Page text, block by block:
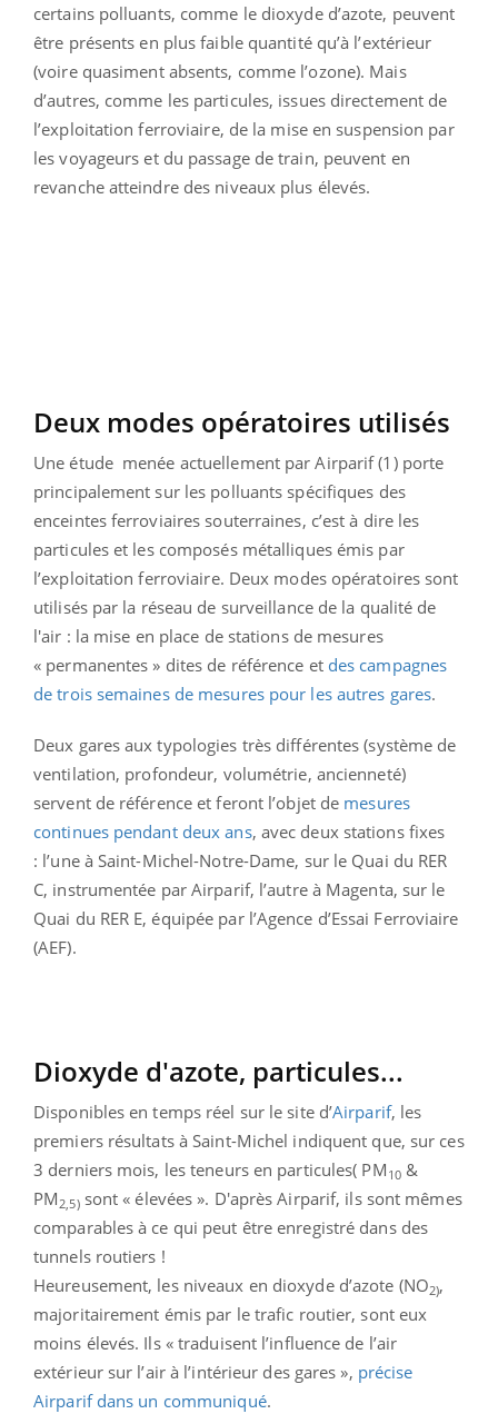
certains polluants, comme le dioxyde d’azote, peuvent
être présents en plus faible quantité qu’à l’extérieur
(voire quasiment absents, comme l’ozone). Mais
d’autres, comme les particules, issues directement de
l’exploitation ferroviaire, de la mise en suspension par
les voyageurs et du passage de train, peuvent en
revanche atteindre des niveaux plus élevés.
Deux modes opératoires utilisés
Une étude menée actuellement par Airparif (1) porte
principalement sur les polluants spécifiques des
enceintes ferroviaires souterraines, c’est à dire les
particules et les composés métalliques émis par
l’exploitation ferroviaire. Deux modes opératoires sont
utilisés par la réseau de surveillance de la qualité de
l'air : la mise en place de stations de mesures
« permanentes » dites de référence et des campagnes
de trois semaines de mesures pour les autres gares.
Deux gares aux typologies très différentes (système de
ventilation, profondeur, volumétrie, ancienneté)
servent de référence et feront l’objet de mesures
continues pendant deux ans, avec deux stations fixes
: l’une à Saint-Michel-Notre-Dame, sur le Quai du RER
C, instrumentée par Airparif, l’autre à Magenta, sur le
Quai du RER E, équipée par l’Agence d’Essai Ferroviaire
(AEF).
Dioxyde d'azote, particules...
Disponibles en temps réel sur le site d’Airparif, les
premiers résultats à Saint-Michel indiquent que, sur ces
3 derniers mois, les teneurs en particules( PM 10&
PM 2,5)sont « élevées ». D'après Airparif, ils sont mêmes
comparables à ce qui peut être enregistré dans des
tunnels routiers !
Heureusement, les niveaux en dioxyde d’azote (NO2),
majoritairement émis par le trafic routier, sont eux
moins élevés. Ils « traduisent l’influence de l’air
extérieur sur l’air à l’intérieur des gares », précise
Airparif dans un communiqué.